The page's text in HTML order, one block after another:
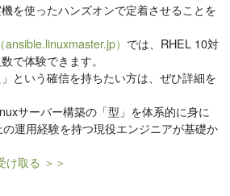
を使ったハンズオンで定着させることを
） では、RHEL 10対
で体験できます。
という確信を持ちたい方は、ぜひ詳細を
サーバー構築の「型」を体系的に身に
運用経験を持つ現役エンジニアが基礎か
け取る ＞＞